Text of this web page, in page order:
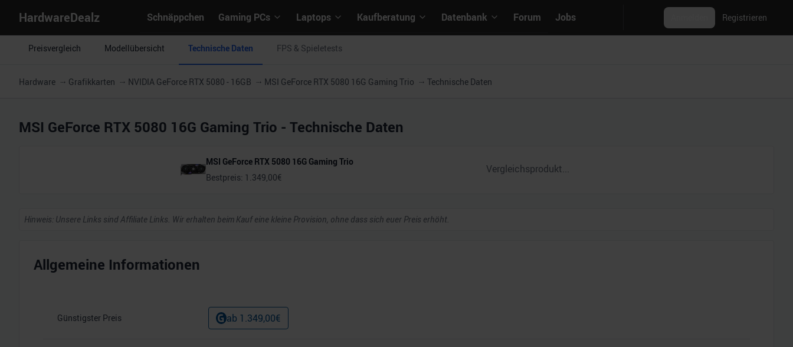
HardwareDealz Schnäppchen Gaming PCs Laptops Kaufberatung Datenbank Forum Jobs Registrieren
Preisvergleich Modellübersicht Technische Daten FPS & Spieletests
Hardware Grafikkarten NVIDIA GeForce RTX 5080 - 16GB MSI GeForce RTX 5080 16G Gaming Trio Technische Daten
MSI GeForce RTX 5080 16G Gaming Trio - Technische Daten
MSI GeForce RTX 5080 16G Gaming Trio
Bestpreis: 1.349,00€
Hinweis: Unsere Links sind Affiliate Links. Wir erhalten beim Kauf eine kleine Provision, ohne dass sich euer Preis erhöht.
Allgemeine Informationen
Günstigster Preis ab 1.349,00€